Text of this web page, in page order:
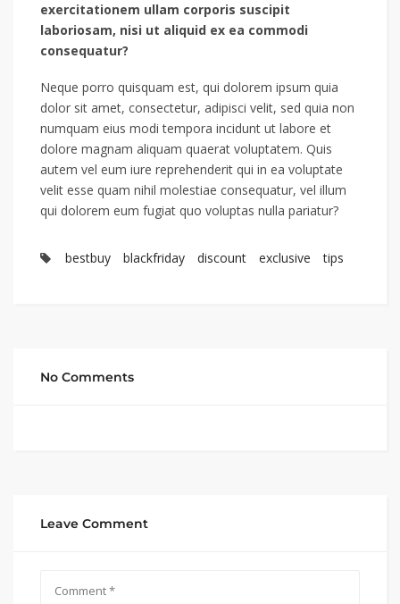
exercitationem ullam corporis suscipit
laboriosam, nisi ut aliquid ex ea commodi
consequatur?
Neque porro quisquam est, qui dolorem ipsum quia
dolor sit amet, consectetur, adipisci velit, sed quia non
numquam eius modi tempora incidunt ut labore et
dolore magnam aliquam quaerat voluptatem. Quis
autem vel eum iure reprehenderit qui in ea voluptate
velit esse quam nihil molestiae consequatur, vel illum
qui dolorem eum fugiat quo voluptas nulla pariatur?
bestbuy blackfriday discount exclusive tips
No Comments
Leave Comment